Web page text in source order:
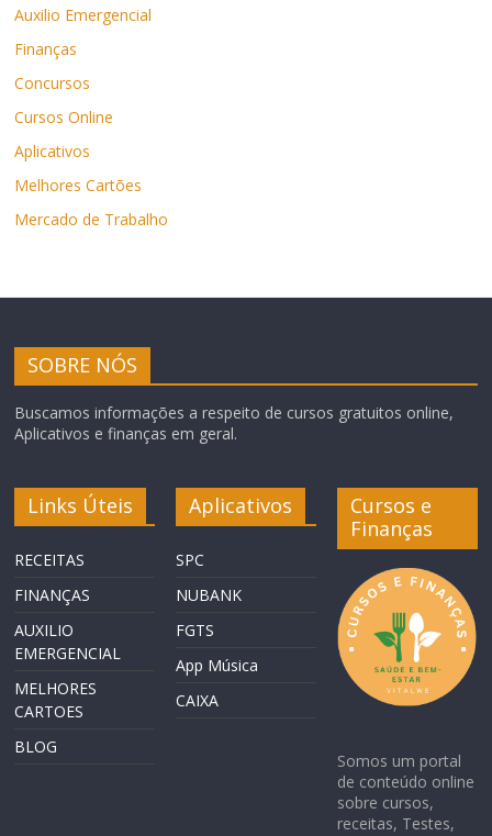
Auxilio Emergencial
Finanças
Concursos
Cursos Online
Aplicativos
Melhores Cartões
Mercado de Trabalho
SOBRE NÓS
Buscamos informações a respeito de cursos gratuitos online,
Aplicativos e finanças em geral.
Links Úteis
RECEITAS
FINANÇAS
AUXILIO
EMERGENCIAL
MELHORES
CARTOES
BLOG
Aplicativos
SPC
NUBANK
FGTS
App Música
CAIXA
Cursos e
Finanças
Somos um portal
de conteúdo online
sobre cursos,
receitas, Testes,